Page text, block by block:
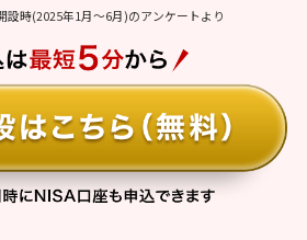
時(2025年1月～6月)のアンケートより